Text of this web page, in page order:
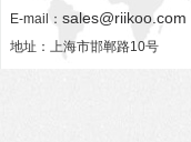
E-mail： sales@riikoo.com
地址：上海市邯郸路10号